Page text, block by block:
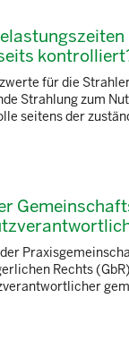
für die
Strahlung zum
seitens der
Rechts